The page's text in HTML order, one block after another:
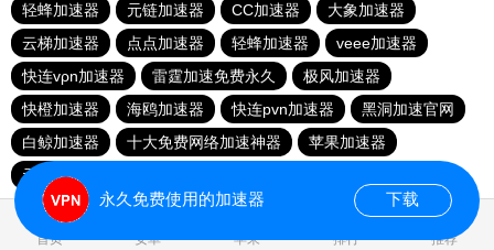
轻蜂加速器
元链加速器 CC加速器
大象加速器
云梯加速器
点点加速器 轻蜂加速器
veee加速器
快连vρn加速器
雷霆加速免费永久
极风加速器
快橙加速器
海鸥加速器 快连pvn加速器
黑洞加速官网
白鲸加速器
十大免费网络加速神器
苹果加速器
元链加速器
首页 安卓 苹果 排行 推荐
永久免费使用的加速器 下载
0.037589s